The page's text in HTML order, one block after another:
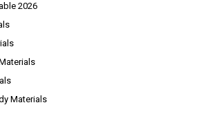
2026
Materials